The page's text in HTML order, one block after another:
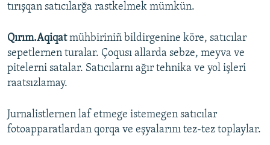
RFE/RS bütün saytları
tırışqan satıcılarğa rastkelmek mümkün.
Qırım.Aqiqatmühbiriniñ bildirgenine köre, satıcılar
sepetlernen turalar. Çoqusı allarda sebze, meyva ve
pitelerni satalar. Satıcılarnı ağır tehnika ve yol işleri
raatsızlamay.
Jurnalistlernen laf etmege istemegen satıcılar
fotoapparatlardan qorqa ve eşyalarını tez-tez toplaylar.